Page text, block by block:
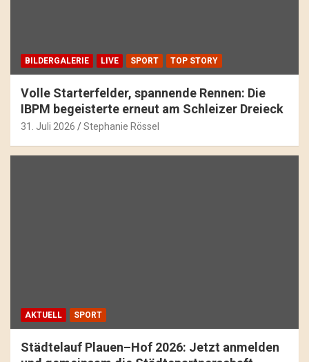
BILDERGALERIE LIVE SPORT TOP STORY
Volle Starterfelder, spannende Rennen: Die
IBPM begeisterte erneut am Schleizer Dreieck
31. Juli 2026 Stephanie Rössel
AKTUELL SPORT
Städtelauf Plauen–Hof 2026: Jetzt anmelden